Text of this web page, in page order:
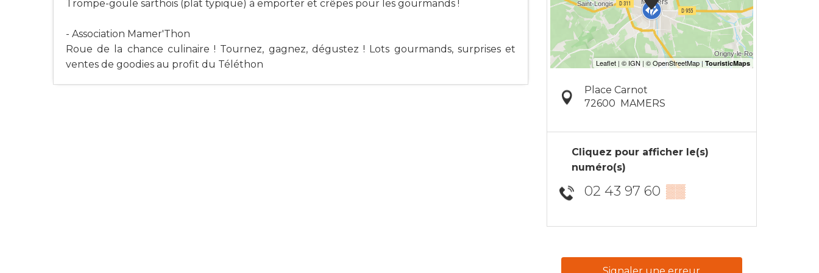
Trompe-goule sarthois (plat typique) à emporter et crêpes pour les gourmands !
- Association Mamer'Thon
Roue de la chance culinaire ! Tournez, gagnez, dégustez ! Lots gourmands, surprises et
ventes de goodies au profit du Téléthon
Place Carnot
72600
MAMERS
Cliquez pour afficher le(s)
numéro(s)
02 43 97 60 ▒▒
Signaler une erreur